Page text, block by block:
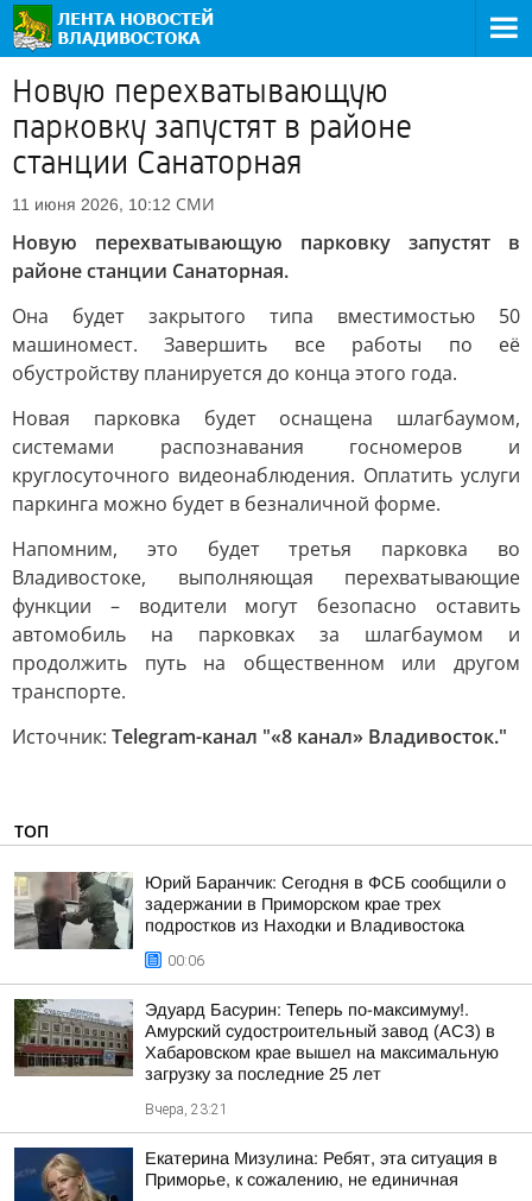
Новую перехватывающую
парковку запустят в районе
станции Санаторная
11 июня 2026, 10:12 СМИ
Новую перехватывающую парковку запустят в
районе станции Санаторная.
Она будет закрытого типа вместимостью 50
машиномест. Завершить все работы по её
обустройству планируется до конца этого года.
Новая парковка будет оснащена шлагбаумом,
системами распознавания госномеров и
круглосуточного видеонаблюдения. Оплатить услуги
паркинга можно будет в безналичной форме.
Напомним, это будет третья парковка во
Владивостоке, выполняющая перехватывающие
функции – водители могут безопасно оставить
автомобиль на парковках за шлагбаумом и
продолжить путь на общественном или другом
транспорте.
Источник: Telegram-канал "«8 канал» Владивосток."
ТОП
Юрий Баранчик: Сегодня в ФСБ сообщили о
задержании в Приморском крае трех
подростков из Находки и Владивостока
00:06
Эдуард Басурин: Теперь по-максимуму!.
Амурский судостроительный завод (АСЗ) в
Хабаровском крае вышел на максимальную
загрузку за последние 25 лет
Вчера, 23:21
Екатерина Мизулина: Ребят, эта ситуация в
Приморье, к сожалению, не единичная